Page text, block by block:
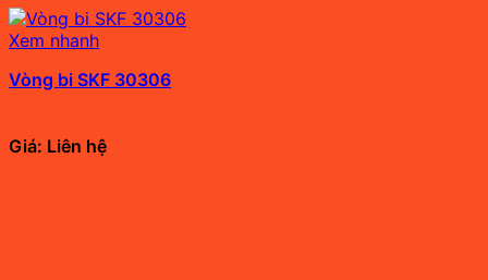
Xem nhanh
Vòng bi SKF 30306
Giá: Liên hệ